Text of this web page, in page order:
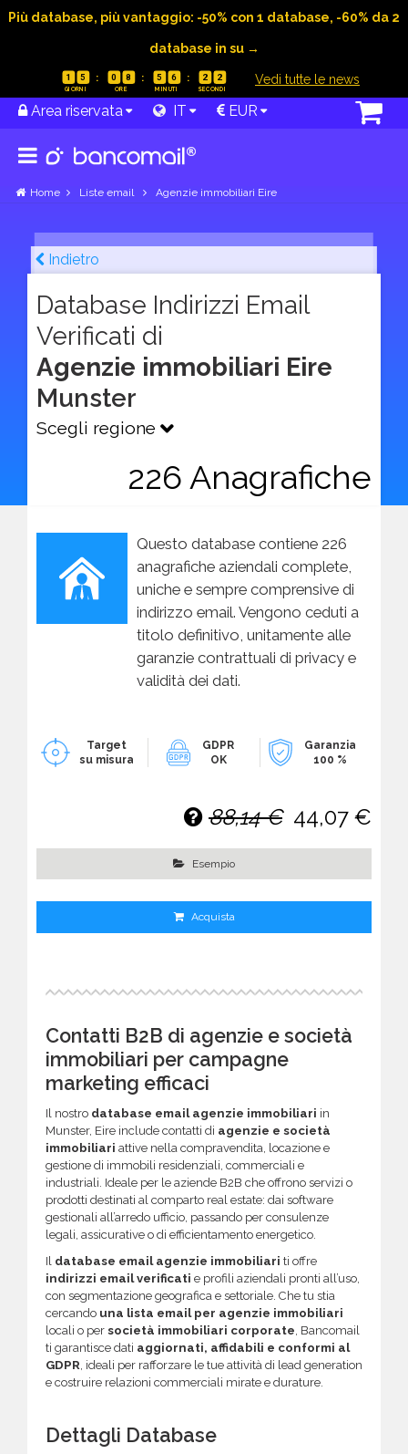
Più database, più vantaggio: -50% con 1 database, -60% da 2
database in su →
1 5 0 8 5 6 2 1 Vedi tutte le news
Area riservata IT EUR
Home Liste email Agenzie immobiliari Eire
Indietro
Database Indirizzi Email
Verificati di
Agenzie immobiliari Eire
Munster
Scegli regione
226 Anagrafiche
Questo database contiene 226
anagrafiche aziendali complete,
uniche e sempre comprensive di
indirizzo email. Vengono ceduti a
titolo definitivo, unitamente alle
garanzie contrattuali di privacy e
validità dei dati.
Target
su misura
GDPR
OK
Garanzia
100 %
88,14 € 44,07 €
Esempio
Acquista
Contatti B2B di agenzie e società
immobiliari per campagne
marketing efficaci
Il nostro database email agenzie immobiliari in
Munster, Eire include contatti di agenzie e società
immobiliari attive nella compravendita, locazione e
gestione di immobili residenziali, commerciali e
industriali. Ideale per le aziende B2B che offrono servizi o
prodotti destinati al comparto real estate: dai software
gestionali all’arredo ufficio, passando per consulenze
legali, assicurative o di efficientamento energetico.
Il database email agenzie immobiliari ti offre
indirizzi email verificati e profili aziendali pronti all’uso,
con segmentazione geografica e settoriale. Che tu stia
cercando una lista email per agenzie immobiliari
locali o per società immobiliari corporate, Bancomail
ti garantisce dati aggiornati, affidabili e conformi al
GDPR, ideali per rafforzare le tue attività di lead generation
e costruire relazioni commerciali mirate e durature.
Dettagli Database